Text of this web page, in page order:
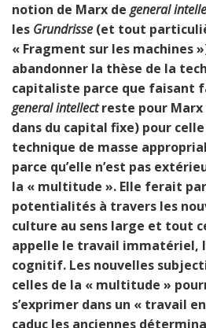
notion de Marx de general
les Grundrisse (et tout
« Fragment sur les machines
abandonner la thèse de la
capitaliste parce que faisant
general intellectreste pour Marx
dans du capital fixe) pour
technique de masse
parce qu’elle n’est pas
la « multitude ». Elle ferait
potentialités à travers les
culture au sens large et tout
appelle le travail immatériel,
cognitif. Les nouvelles
celles de la « multitude »
s’exprimer dans un « travail
caduc les anciennes